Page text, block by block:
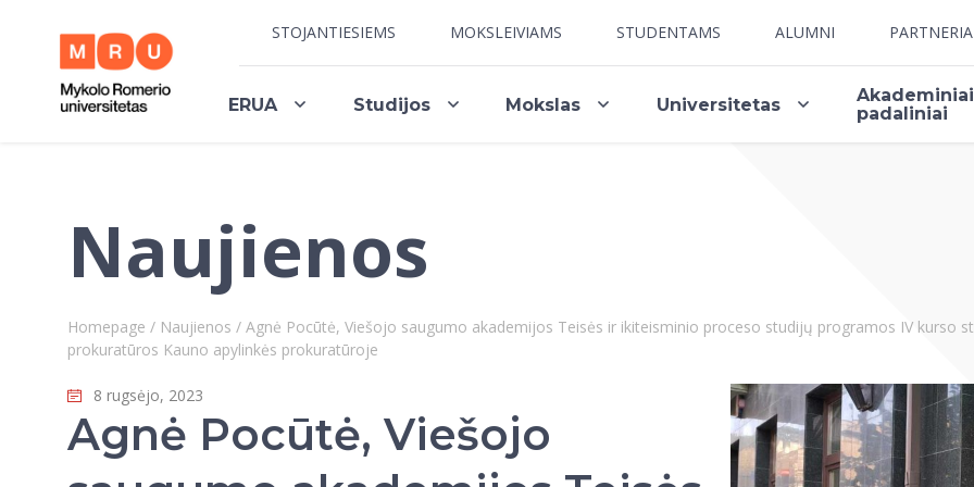
STOJANTIESIEMS MOKSLEIVIAMS STUDENTAMS ALUMNI
ERUA Studijos Mokslas Universitetas
Akademiniai
padaliniai
Naujienos
Homepage / Naujienos / Agnė Pocūtė, Viešojo saugumo akademijos Teisės ir ikiteisminio proceso studijų programos IV kurso
prokuratūros Kauno apylinkės prokuratūroje
8 rugsėjo, 2023
Agnė Pocūtė, Viešojo